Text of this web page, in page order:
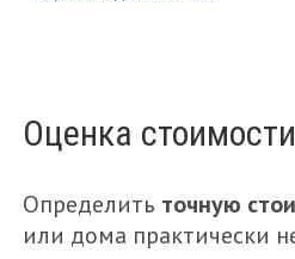
МЕНЮ
Оценка стоимости
Определить точную
или дома практически